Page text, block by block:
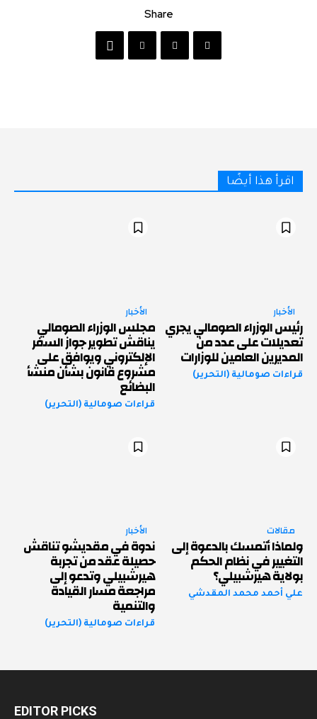
Share
اقرأ هذا أيضًا
الأخبار
رئيس الوزراء الصومالي يجري
تعديلات على عدد من
المديرين العامين للوزارات
قراءات صومالية (التحرير)
الأخبار
مجلس الوزراء الصومالي
يناقش تطوير جواز السفر
الإلكتروني ويوافق على
مشروع قانون بشأن منشأ
البضائع
قراءات صومالية (التحرير)
مقالات
ولماذا أتمسك بالدعوة إلى
التغيير في نظام الحكم
بولاية هيرشبيلي؟
علي أحمد محمد المقدشي
الأخبار
ندوة في مقديشو تناقش
حصيلة عقد من تجربة
هيرشبيلي وتدعو إلى
مراجعة مسار القيادة
والتنمية
قراءات صومالية (التحرير)
EDITOR PICKS